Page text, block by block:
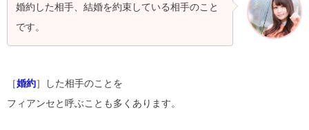
婚約した相手、結婚を約束している相手のこと
です。
［婚約］した相手のことを
フィアンセと呼ぶことも多くあります。